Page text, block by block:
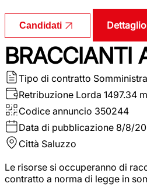
Candidati
BRACCIANTI
Tipo di contratto
Retribuzione Lorda 1497.34
Codice annuncio 350244
Data di pubblicazione 8/8/
Città Saluzzo
Le risorse si occuperanno di
contratto a norma di legge in